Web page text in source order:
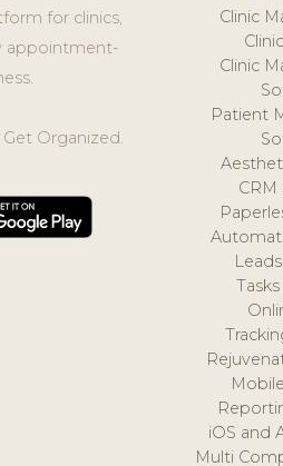
for clinics,
appointment-
Get Organized.
Clinic
Clinic
Patient
CRM
iOS and
Multi